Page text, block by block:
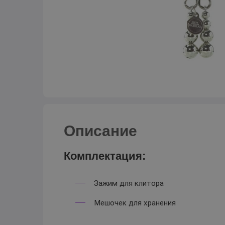
Описание
Комплектация:
Зажим для клитора
Мешочек для хранения